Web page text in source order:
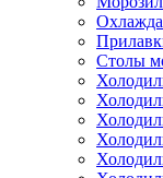
Столы